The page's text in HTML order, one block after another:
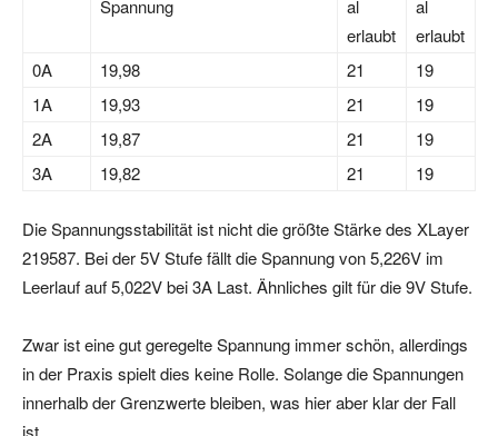
Spannung
al
erlaubt
al
erlaubt
0A
19,98 21
19
1A
19,93 21
19
2A
19,87 21
19
3A
19,82 21 19
Die Spannungsstabilität ist nicht die größte Stärke des XLayer
219587. Bei der 5V Stufe fällt die Spannung von 5,226V im
Leerlauf auf 5,022V bei 3A Last. Ähnliches gilt für die 9V Stufe.
Zwar ist eine gut geregelte Spannung immer schön, allerdings
in der Praxis spielt dies keine Rolle. Solange die Spannungen
innerhalb der Grenzwerte bleiben, was hier aber klar der Fall
ist.